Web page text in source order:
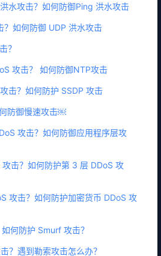
水攻击？如何防御Ping 洪水攻击
？如何防御 UDP 洪水攻击
？
攻击？ 如何防御NTP攻击
击？如何防护 SSDP 攻击
防御慢速攻击￼
攻击？如何防御应用程序层攻
击？如何防护第 3 层 DDoS 攻
攻击？如何防护加密货币 DDoS 攻
何防护 Smurf 攻击？
？遇到勒索攻击怎么办？